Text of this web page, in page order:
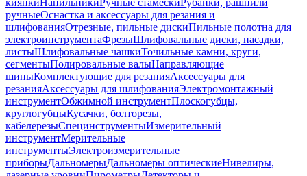
киянкиНапильникиРучные стамескиРубанки, рашпили
ручныеОснастка и аксессуары для резания и
шлифованияОтрезные, пильные дискиПильные полотна для
электроинструментаФрезыШлифовальные диски, насадки,
листыШлифовальные чашкиТочильные камни, круги,
сегментыПолировальные валыНаправляющие
шиныКомплектующие для резанияАксессуары для
резанияАксессуары для шлифованияЭлектромонтажный
инструментОбжимной инструментПлоскогубцы,
круглогубцыКусачки, болторезы,
кабелерезыСпецинструментыИзмерительный
инструментМерительные
инструментыЭлектроизмерительные
приборыДальномерыДальномеры оптическиеНивелиры,